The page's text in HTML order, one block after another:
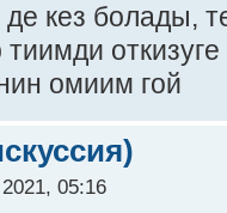
де кез болады,
тиимди
омиим гой
05:16